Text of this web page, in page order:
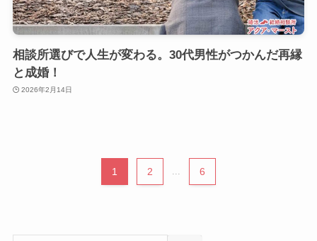
相談所選びで人生が変わる。30代男性がつかんだ再縁
と成婚！
2026年2月14日
1 2 6